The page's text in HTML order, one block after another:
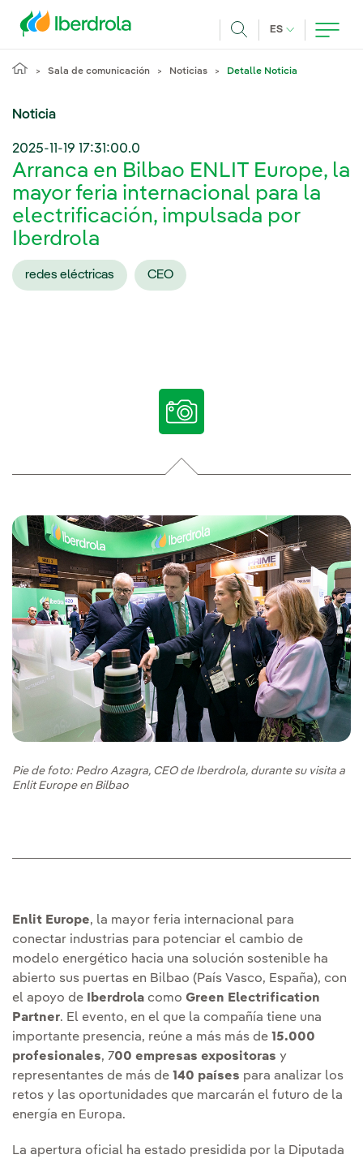
ES IDIOMA
Sala de comunicación Noticias Detalle Noticia
Noticia
2025-11-19 17:31:00.0
Arranca en Bilbao ENLIT Europe, la
mayor feria internacional para la
electrificación, impulsada por
Iberdrola
redes eléctricas CEO
Pie de foto: Pedro Azagra, CEO de Iberdrola, durante su visita a
Enlit Europe en Bilbao
Enlit Europe, la mayor feria internacional para
conectar industrias para potenciar el cambio de
modelo energético hacia una solución sostenible ha
abierto sus puertas en Bilbao (País Vasco, España), con
el apoyo de
Iberdrola como Green Electrification
Partner. El evento, en el que la compañía tiene una
importante presencia, reúne a más más de 15.000
profesionales, 700 empresas expositoras y
representantes de más de 140 países para analizar los
retos y las oportunidades que marcarán el futuro de la
energía en Europa.
La apertura oficial ha estado presidida por la Diputada